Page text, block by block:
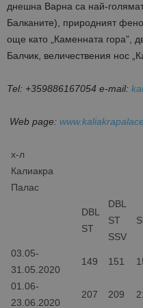
днешна Варна са най-
Балканите), природният
още като „Каменната гора”,
Балчик, величествения нос
Tel: +359886167054 e-mail:
Web page:
х-л
Калиакра
Палас
DBL
ST
DBL
ST
SSV
03.05-
31.05.2020
149 151
01.06-
23.06.2020
207 209